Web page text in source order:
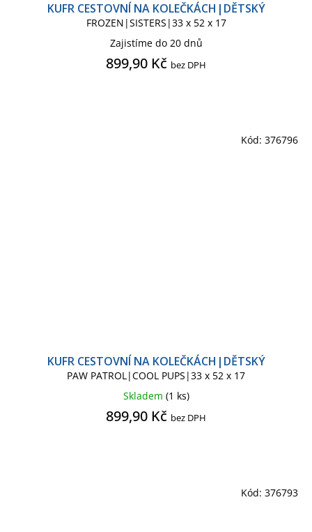
KUFR CESTOVNÍ NA KOLEČKÁCH|DĚTSKÝ
FROZEN|SISTERS|33 x 52 x 17
Zajistíme do 20 dnů
899,90 Kč bez DPH
KUFR CESTOVNÍ NA KOLEČKÁCH|DĚTSKÝ
PAW PATROL|COOL PUPS|33 x 52 x 17
Skladem (1 ks)
899,90 Kč bez DPH
Kód: 376796
Kód: 376793